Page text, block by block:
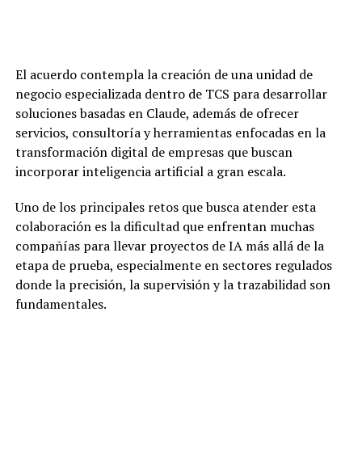
El acuerdo contempla la creación de una unidad de
negocio especializada dentro de TCS para desarrollar
soluciones basadas en Claude, además de ofrecer
servicios, consultoría y herramientas enfocadas en la
transformación digital de empresas que buscan
incorporar inteligencia artificial a gran escala.
Uno de los principales retos que busca atender esta
colaboración es la dificultad que enfrentan muchas
compañías para llevar proyectos de IA más allá de la
etapa de prueba, especialmente en sectores regulados
donde la precisión, la supervisión y la trazabilidad son
fundamentales.